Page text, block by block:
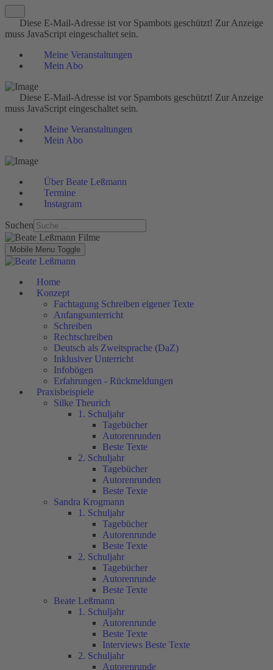
Diese E-Mail-Adresse ist vor Spambots geschützt! Zur Anzeige
muss JavaScript eingeschaltet sein.
Meine Veranstaltungen
Mein Abo
Diese E-Mail-Adresse ist vor Spambots geschützt! Zur Anzeige
muss JavaScript eingeschaltet sein.
Meine Veranstaltungen
Mein Abo
Über Beate Leßmann
Termine
Instagram
Suchen
Mobile Menu Toggle
Home
Konzept
Fachtagung Schreiben eigener Texte
Anfangsunterricht
Schreiben
Rechtschreiben
Deutsch als Zweitsprache (DaZ)
Inklusiver Unterricht
Infobögen
Erfahrungen - Rückmeldungen
Praxisbeispiele
Silke Theurich
1. Schuljahr
Tagebücher
Autorenrunden
Beste Texte
2. Schuljahr
Tagebücher
Autorenrunden
Beste Texte
Sandra Krogmann
1. Schuljahr
Tagebücher
Autorenrunde
Beste Texte
2. Schuljahr
Tagebücher
Autorenrunde
Beste Texte
Beate Leßmann
1. Schuljahr
Autorenrunde
Beste Texte
Interviews Beste Texte
2. Schuljahr
Autorenrunde